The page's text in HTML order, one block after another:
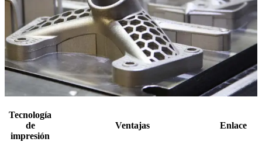
Tecnología
de
impresión
Ventajas Enlace